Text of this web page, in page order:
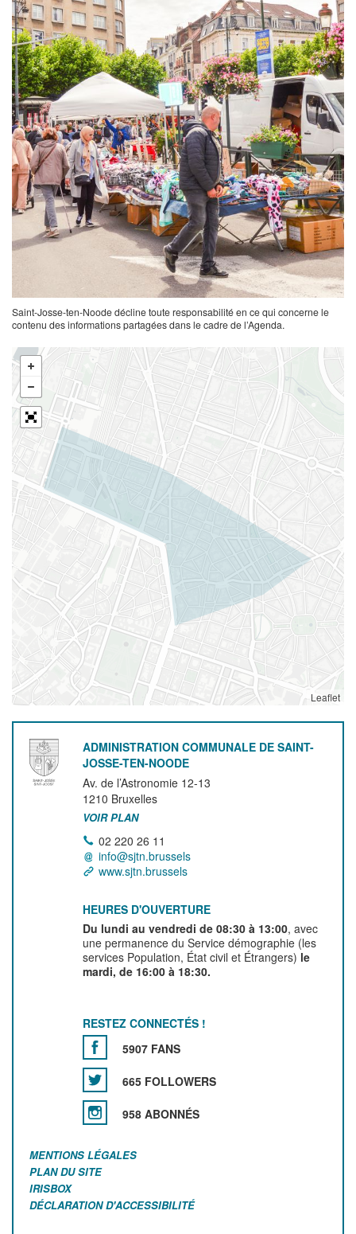
Saint-Josse-ten-Noode décline toute responsabilité en ce qui concerne le
contenu des informations partagées dans le cadre de l’Agenda.
Leaflet
ADMINISTRATION COMMUNALE DE SAINT-
JOSSE-TEN-NOODE
Av. de l’Astronomie 12-13
1210 Bruxelles
VOIR PLAN
02 220 26 11
info@sjtn.brussels
www.sjtn.brussels
HEURES D'OUVERTURE
Du lundi au vendredi de 08:30 à 13:00, avec
une permanence du Service démographie (les
services Population, État civil et Étrangers) le
mardi, de 16:00 à 18:30.
RESTEZ CONNECTÉS !
5907 FANS
665 FOLLOWERS
958 ABONNÉS
MENTIONS LÉGALES
PLAN DU SITE
IRISBOX
DÉCLARATION D'ACCESSIBILITÉ